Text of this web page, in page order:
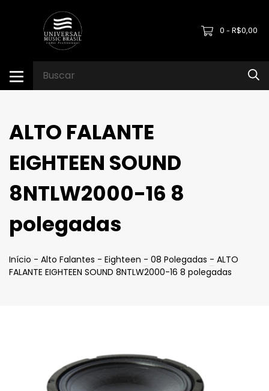
0 - R$0,00
ALTO FALANTE
EIGHTEEN SOUND
8NTLW2000-16 8
polegadas
Início - Alto Falantes - Eighteen - 08 Polegadas - ALTO
FALANTE EIGHTEEN SOUND 8NTLW2000-16 8 polegadas